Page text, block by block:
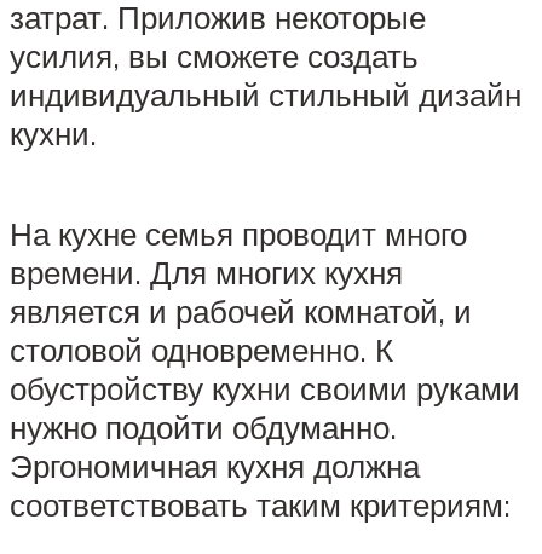
затрат. Приложив некоторые
усилия, вы сможете создать
индивидуальный стильный дизайн
кухни.
На кухне семья проводит много
времени. Для многих кухня
является и рабочей комнатой, и
столовой одновременно. К
обустройству кухни своими руками
нужно подойти обдуманно.
Эргономичная кухня должна
соответствовать таким критериям: